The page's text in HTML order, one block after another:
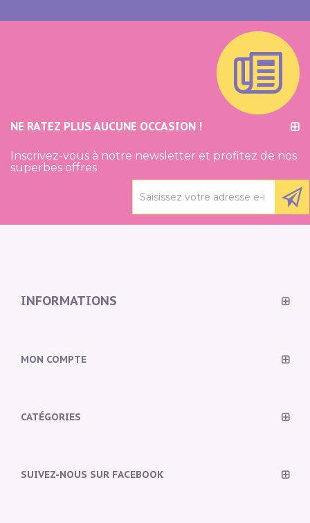
NE RATEZ PLUS AUCUNE OCCASION !
Inscrivez-vous à notre newsletter et profitez de nos
superbes offres
INFORMATIONS
MON COMPTE
CATÉGORIES
SUIVEZ-NOUS SUR FACEBOOK